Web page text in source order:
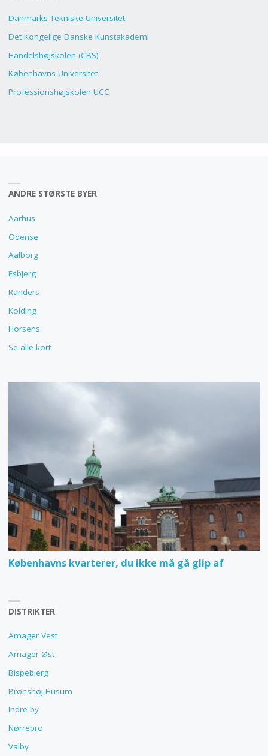
Danmarks Tekniske Universitet
Det Kongelige Danske Kunstakademi
Handelshøjskolen (CBS)
Københavns Universitet
Professionshøjskolen UCC
ANDRE STØRSTE BYER
Aarhus
Odense
Aalborg
Esbjerg
Randers
Kolding
Horsens
Se alle kort
Københavns kvarterer, du ikke må gå glip af
DISTRIKTER
Amager Vest
Amager Øst
Bispebjerg
Brønshøj-Husum
Indre by
Nørrebro
Valby